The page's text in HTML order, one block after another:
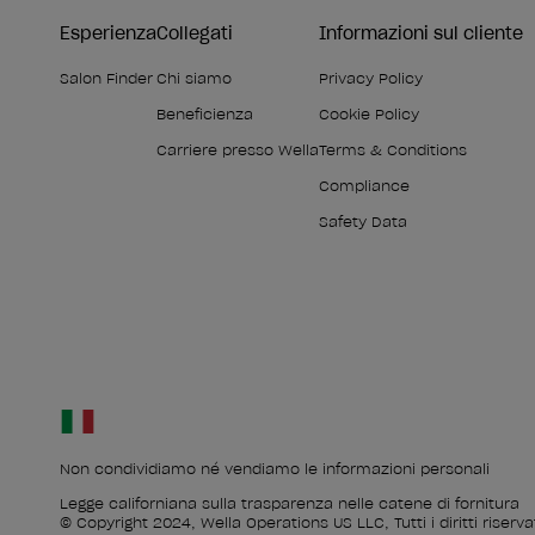
Esperienza
Salon Finder
Collegati
Chi siamo
Beneficienza
Carriere presso Wella
Informazioni sul cliente
Privacy Policy
Cookie Policy
Terms & Conditions
Compliance
Safety Data
Non condividiamo né vendiamo le informazioni personali
Legge californiana sulla trasparenza nelle catene di fornitura
© Copyright 2024, Wella Operations US LLC, Tutti i diritti